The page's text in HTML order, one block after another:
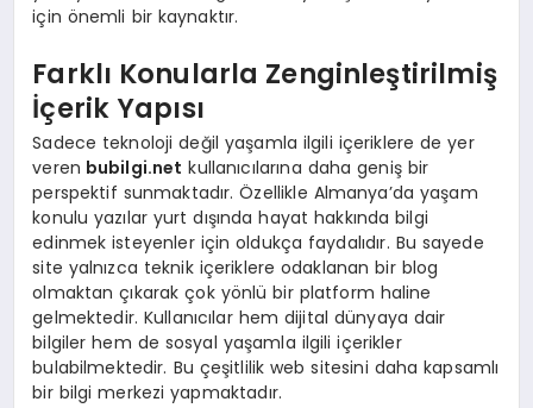
için önemli bir kaynaktır.
Farklı Konularla Zenginleştirilmiş
İçerik Yapısı
Sadece teknoloji değil yaşamla ilgili içeriklere de yer
veren bubilgi.net kullanıcılarına daha geniş bir
perspektif sunmaktadır. Özellikle Almanya’da yaşam
konulu yazılar yurt dışında hayat hakkında bilgi
edinmek isteyenler için oldukça faydalıdır. Bu sayede
site yalnızca teknik içeriklere odaklanan bir blog
olmaktan çıkarak çok yönlü bir platform haline
gelmektedir. Kullanıcılar hem dijital dünyaya dair
bilgiler hem de sosyal yaşamla ilgili içerikler
bulabilmektedir. Bu çeşitlilik web sitesini daha kapsamlı
bir bilgi merkezi yapmaktadır.